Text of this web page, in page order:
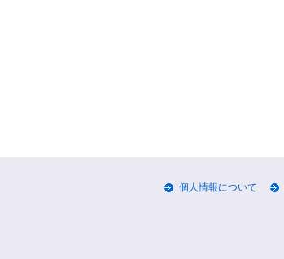
個人情報について